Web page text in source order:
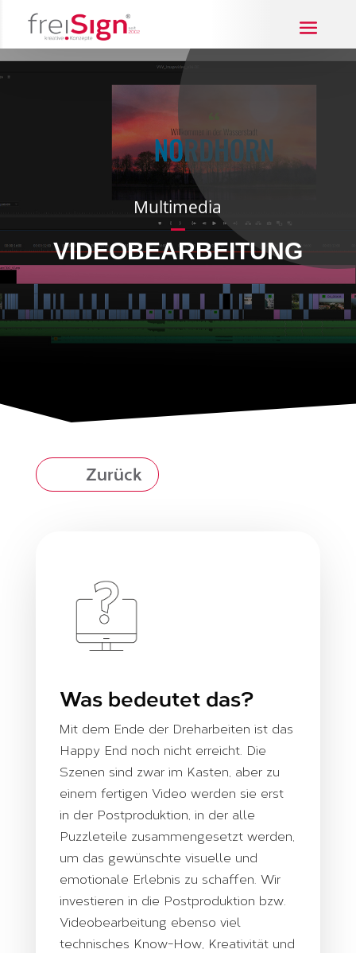
Multimedia
VIDEOBEARBEITUNG
Zurück
Was bedeutet das?
Mit dem Ende der Dreharbeiten ist das
Happy End noch nicht erreicht. Die
Szenen sind zwar im Kasten, aber zu
einem fertigen Video werden sie erst
in der Postproduktion, in der alle
Puzzleteile zusammengesetzt werden,
um das gewünschte visuelle und
emotionale Erlebnis zu schaffen. Wir
investieren in die Postproduktion bzw.
Videobearbeitung ebenso viel
technisches Know-How, Kreativität und